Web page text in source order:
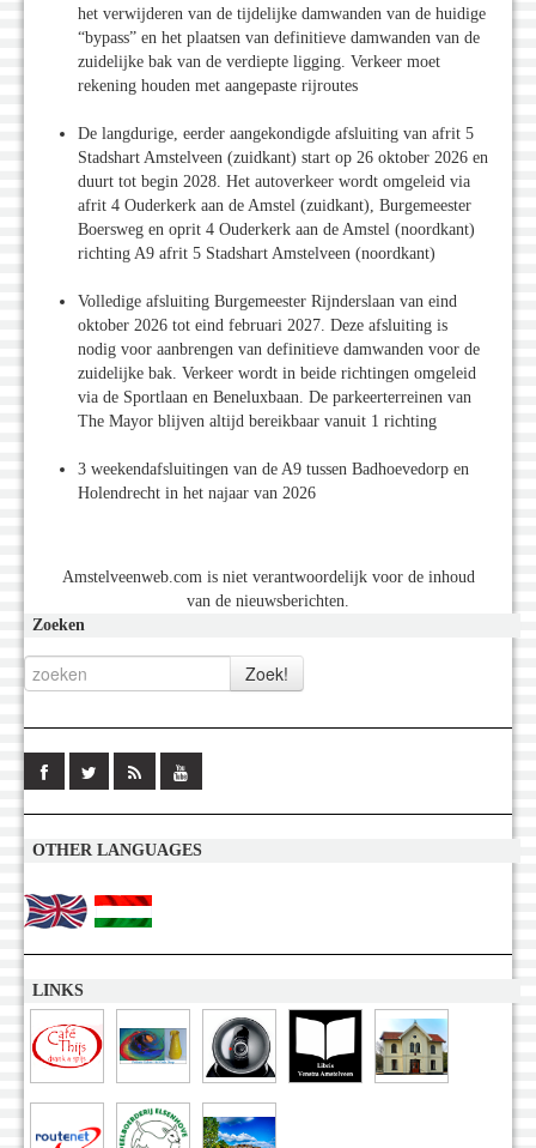
het verwijderen van de tijdelijke damwanden van de huidige
“bypass” en het plaatsen van definitieve damwanden van de
zuidelijke bak van de verdiepte ligging. Verkeer moet
rekening houden met aangepaste rijroutes
De langdurige, eerder aangekondigde afsluiting van afrit 5
Stadshart Amstelveen (zuidkant) start op 26 oktober 2026 en
duurt tot begin 2028. Het autoverkeer wordt omgeleid via
afrit 4 Ouderkerk aan de Amstel (zuidkant), Burgemeester
Boersweg en oprit 4 Ouderkerk aan de Amstel (noordkant)
richting A9 afrit 5 Stadshart Amstelveen (noordkant)
Volledige afsluiting Burgemeester Rijnderslaan van eind
oktober 2026 tot eind februari 2027. Deze afsluiting is
nodig voor aanbrengen van definitieve damwanden voor de
zuidelijke bak. Verkeer wordt in beide richtingen omgeleid
via de Sportlaan en Beneluxbaan. De parkeerterreinen van
The Mayor blijven altijd bereikbaar vanuit 1 richting
3 weekendafsluitingen van de A9 tussen Badhoevedorp en
Holendrecht in het najaar van 2026
Amstelveenweb.com is niet verantwoordelijk voor de inhoud
van de nieuwsberichten.
Zoeken
OTHER LANGUAGES
LINKS